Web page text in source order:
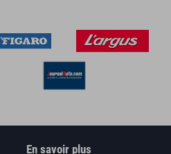
En savoir plus